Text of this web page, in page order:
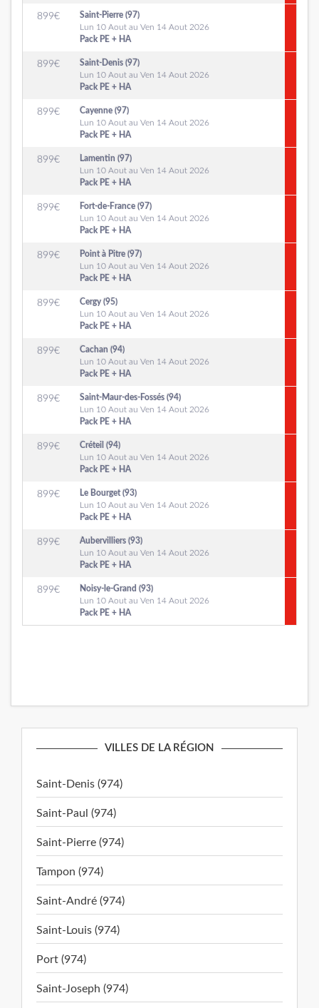
899€
Saint-Pierre (97)
Lun 10 Aout au Ven 14 Aout 2026
Pack PE + HA
899€
Saint-Denis (97)
Lun 10 Aout au Ven 14 Aout 2026
Pack PE + HA
899€
Cayenne (97)
Lun 10 Aout au Ven 14 Aout 2026
Pack PE + HA
899€
Lamentin (97)
Lun 10 Aout au Ven 14 Aout 2026
Pack PE + HA
899€
Fort-de-France (97)
Lun 10 Aout au Ven 14 Aout 2026
Pack PE + HA
899€
Point à Pitre (97)
Lun 10 Aout au Ven 14 Aout 2026
Pack PE + HA
899€
Cergy (95)
Lun 10 Aout au Ven 14 Aout 2026
Pack PE + HA
899€
Cachan (94)
Lun 10 Aout au Ven 14 Aout 2026
Pack PE + HA
899€
Saint-Maur-des-Fossés (94)
Lun 10 Aout au Ven 14 Aout 2026
Pack PE + HA
899€
Créteil (94)
Lun 10 Aout au Ven 14 Aout 2026
Pack PE + HA
899€
Le Bourget (93)
Lun 10 Aout au Ven 14 Aout 2026
Pack PE + HA
899€
Aubervilliers (93)
Lun 10 Aout au Ven 14 Aout 2026
Pack PE + HA
899€
Noisy-le-Grand (93)
Lun 10 Aout au Ven 14 Aout 2026
Pack PE + HA
VILLES DE LA RÉGION
Saint-Denis (974)
Saint-Paul (974)
Saint-Pierre (974)
Tampon (974)
Saint-André (974)
Saint-Louis (974)
Port (974)
Saint-Joseph (974)